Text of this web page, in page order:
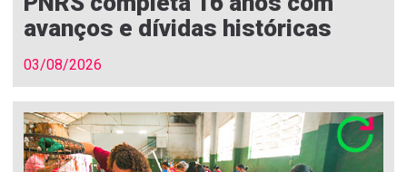
avanços e dívidas históricas
03/08/2026